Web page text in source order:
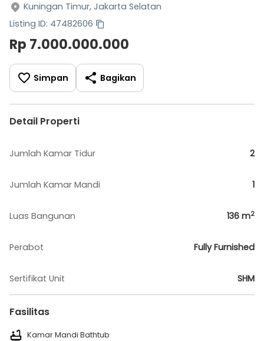
Kuningan Timur, Jakarta Selatan
Listing ID: 47482606
Rp 7.000.000.000
Simpan Bagikan
Detail Properti
Jumlah Kamar Tidur 2
Jumlah Kamar Mandi 1
Luas Bangunan 136 m2
Perabot Fully Furnished
Sertifikat Unit SHM
Fasilitas
Kamar Mandi Bathtub